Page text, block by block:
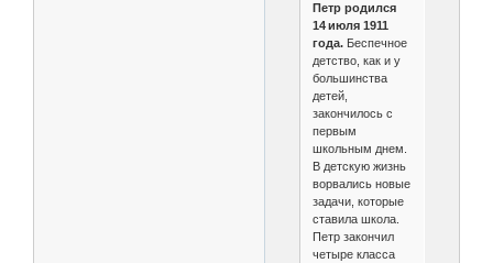
Петр родился
14 июля 1911
года.Беспечное
детство, как и у
большинства
детей,
закончилось с
первым
школьным днем.
В детскую жизнь
ворвались новые
задачи, которые
ставила школа.
Петр закончил
четыре класса